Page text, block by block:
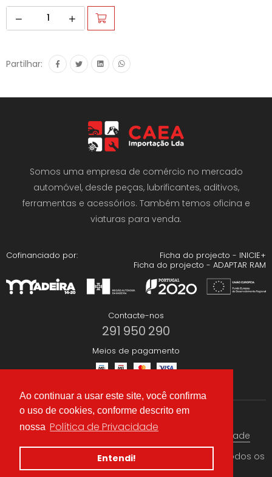
Ao continuar a usar este site, você confirma
o uso de cookies, conforme descrito em
nossa Política de Privacidade
Entendi!
Partilhar:
Somos uma empresa de comércio no mercado
automóvel, desde peças, lubrificantes, aditivos,
ferramentas e acessórios. Também temos oficina e
viaturas para venda.
Cofinanciado por:
Ficha do projecto - INICIE+
Ficha do projecto - ADAPTAR RAM
Contacte-nos
291 950 290
Meios de pagamento
© 2026 CAEA Importação Lda. Criado por
. Todos os
direitos reservados
Termos & condições Política de Privacidade
Redes Sociais